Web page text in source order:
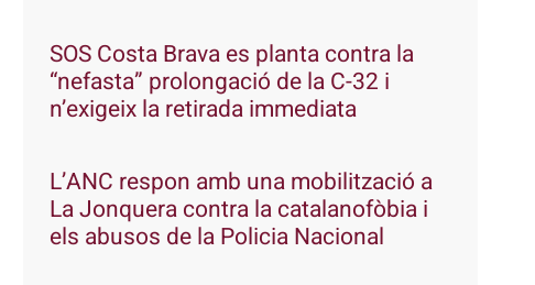
SOS Costa Brava es planta contra la
“nefasta” prolongació de la C-32 i
n’exigeix la retirada immediata
L’ANC respon amb una mobilització a
La Jonquera contra la catalanofòbia i
els abusos de la Policia Nacional